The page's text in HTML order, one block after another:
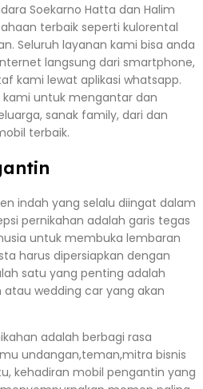
Soekarno Hatta dan Halim
terbaik seperti kulorental
Seluruh layanan kami bisa anda
langsung dari smartphone,
kami lewat aplikasi whatsapp.
untuk mengantar dan
sanak family, dari dan
terbaik.
indah yang selalu diingat dalam
pernikahan adalah garis tegas
untuk membuka lembaran
harus dipersiapkan dengan
satu yang penting adalah
wedding car yang akan
adalah berbagi rasa
undangan,teman,mitra bisnis
kehadiran mobil pengantin yang